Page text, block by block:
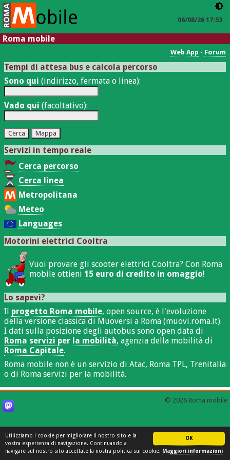
OK
Utilizziamo i cookie per migliorare il nostro sito e la
vostra esperienza di navigazione. Continuando a
navigare sul nostro sito accettate la nostra politica sui cookie. Maggiori informazioni
06/08/26 17:53
Roma mobile
Web App - Forum
Tempi di attesa bus e calcola percorso
Sono qui (indirizzo, fermata o linea):
Vado qui (facoltativo):
Servizi in tempo reale
Cerca percorso
Cerca linea
Metropolitana
Meteo
Languages
Motorini elettrici Cooltra
Vuoi provare gli scooter elettrici Cooltra? Con Roma
mobile ottieni 15 euro di credito in omaggio!
Lo sapevi?
Il progetto Roma mobile, open source, è l'evoluzione
della versione classica di Muoversi a Roma (muovi.roma.it).
I dati sulla posizione degli autobus sono open data di
Roma servizi per la mobilità, agenzia della mobilità di
Roma Capitale.
Roma mobile non è un servizio di Atac, Roma TPL, Trenitalia
o di Roma servizi per la mobilità.
© 2026 Roma mobile